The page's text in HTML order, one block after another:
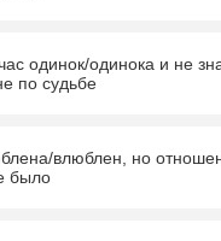
одинок/одинока и не
по судьбе
влюблен, но
было